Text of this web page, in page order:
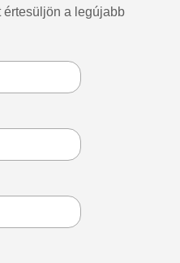
értesüljön a legújabb